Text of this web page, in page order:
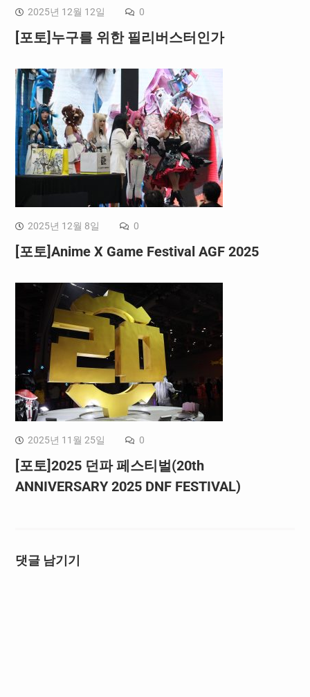
2025년 12월 12일 0
[포토]누구를 위한 필리버스터인가
2025년 12월 8일 0
[포토]Anime X Game Festival AGF 2025
2025년 11월 25일 0
[포토]2025 던파 페스티벌(20th
ANNIVERSARY 2025 DNF FESTIVAL)
댓글 남기기